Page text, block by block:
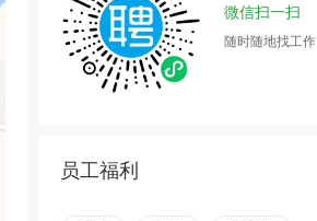
微信扫一扫
随时随地找工作
员工福利